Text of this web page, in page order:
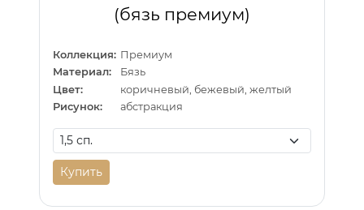
(бязь премиум)
Коллекция: Премиум
Материал:
Бязь
Цвет:
коричневый, бежевый, желтый
Рисунок:
абстракция
Купить